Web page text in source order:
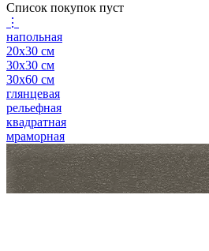
Список покупок пуст
⋮
напольная
20x30 см
30x30 см
30x60 см
глянцевая
рельефная
квадратная
мраморная